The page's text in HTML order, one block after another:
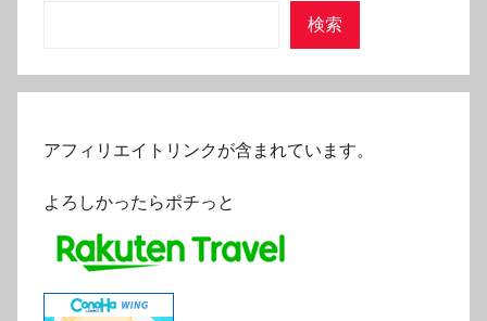
検索
アフィリエイトリンクが含まれています。
よろしかったらポチっと